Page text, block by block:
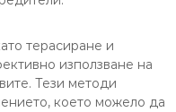
терасиране и
използване на
Тези методи
което можело да